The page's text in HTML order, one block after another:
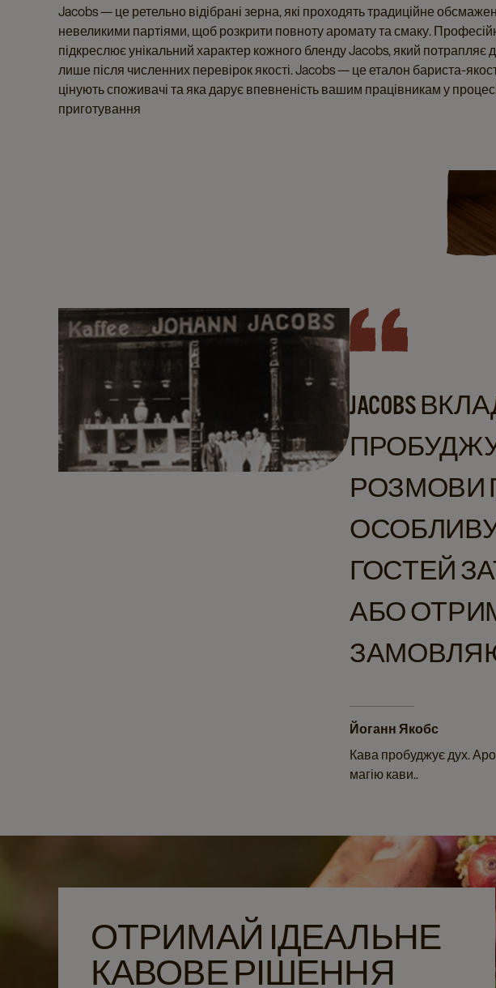
Jacobs — це ретельно відібрані зерна, які проходять традиційне
невеликими партіями, щоб розкрити повноту аромату та смаку.
підкреслює унікальний характер кожного бленду Jacobs, який потрапляє
лише після численних перевірок якості. Jacobs — це еталон бариста-
цінують споживачі та яка дарує впевненість вашим працівникам у
приготування
JACOBS
РОЗМОВИ
ГОСТЕЙ
АБО
Йоганн Якобс
Кава пробуджує дух.
магію кави..
ОТРИМАЙ ІДЕАЛЬНЕ
КАВОВЕ РІШЕННЯ